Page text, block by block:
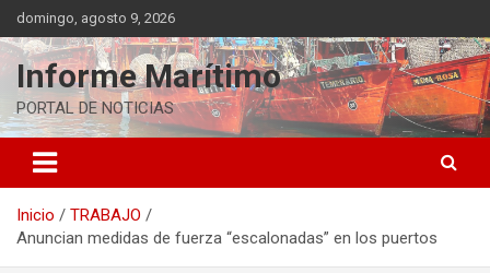
Saltar
al
contenido
domingo, agosto 9, 2026
Informe Marítimo
PORTAL DE NOTICIAS
Inicio
TRABAJO
Anuncian medidas de fuerza “escalonadas” en los puertos